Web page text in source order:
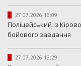
27.07.2026 16:09
Поліцейський із
бойового завдання
27.07.2026 13:29